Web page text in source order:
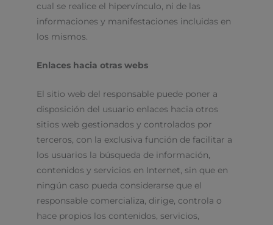
cual se realice el hipervínculo, ni de las
informaciones y manifestaciones incluidas en
los mismos.
Enlaces hacia otras webs
El sitio web del responsable puede poner a
disposición del usuario enlaces hacia otros
sitios web gestionados y controlados por
terceros, con la exclusiva función de facilitar a
los usuarios la búsqueda de información,
contenidos y servicios en Internet, sin que en
ningún caso pueda considerarse que el
responsable comercializa, dirige, controla o
hace propios los contenidos, servicios,